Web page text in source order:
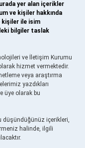
yer alan içerikler
ve kişiler hakkında
kişiler ile isim
bilgiler taslak
ve İletişim Kurumu
hizmet vermektedir.
veya araştırma
yazdıkları
üye olarak bu
düşündüğünüz içerikleri,
halinde, ilgili